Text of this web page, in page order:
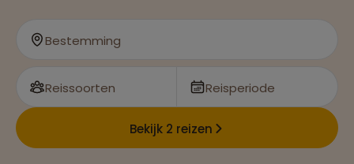
Bestemming
Reissoorten Reisperiode
Bekijk 2 reizen